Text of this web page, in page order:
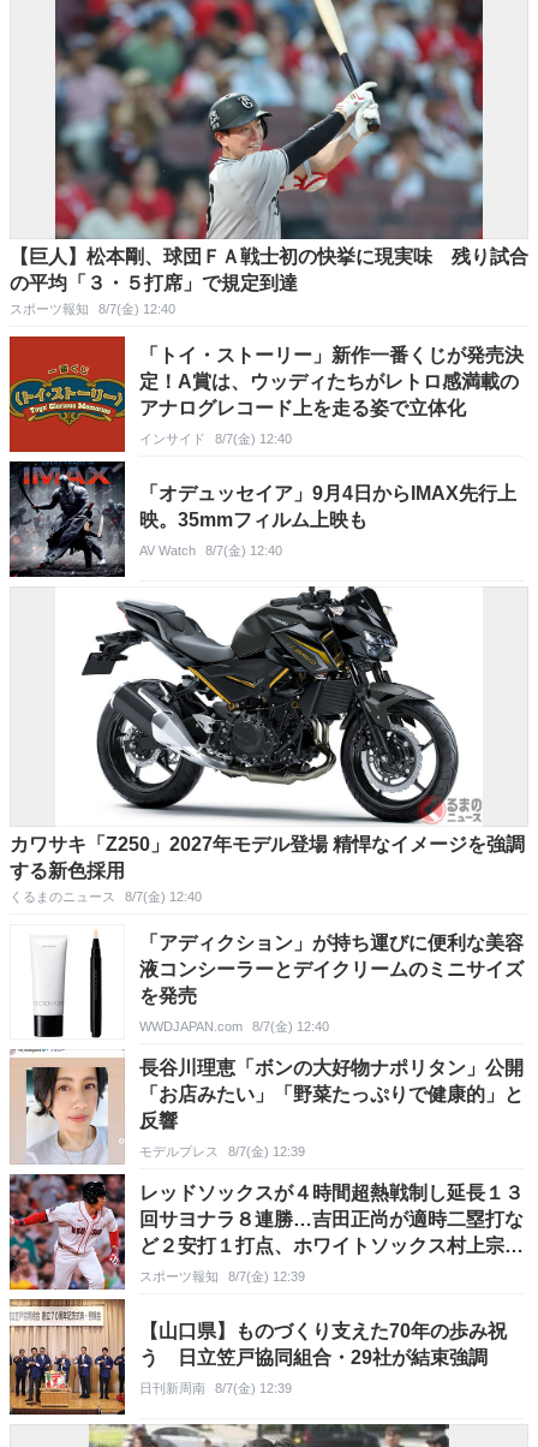
【巨人】松本剛、球団ＦＡ戦士初の快挙に現実味 残り試合
の平均「３・５打席」で規定到達
スポーツ報知 8/7(金) 12:40
「トイ・ストーリー」新作一番くじが発売決
定！A賞は、ウッディたちがレトロ感満載の
アナログレコード上を走る姿で立体化
インサイド 8/7(金) 12:40
「オデュッセイア」9月4日からIMAX先行上
映。35mmフィルム上映も
AV Watch 8/7(金) 12:40
カワサキ「Z250」2027年モデル登場 精悍なイメージを強調
する新色採用
くるまのニュース 8/7(金) 12:40
「アディクション」が持ち運びに便利な美容
液コンシーラーとデイクリームのミニサイズ
を発売
WWDJAPAN.com 8/7(金) 12:40
長谷川理恵「ボンの大好物ナポリタン」公開
「お店みたい」「野菜たっぷりで健康的」と
反響
モデルプレス 8/7(金) 12:39
レッドソックスが４時間超熱戦制し延長１３
回サヨナラ８連勝…吉田正尚が適時二塁打な
ど２安打１打点、ホワイトソックス村上宗隆
は６打数無安打１四球
スポーツ報知 8/7(金) 12:39
【山口県】ものづくり支えた70年の歩み祝
う 日立笠戸協同組合・29社が結束強調
日刊新周南 8/7(金) 12:39